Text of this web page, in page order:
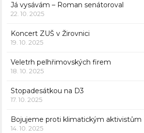
Já vysávám – Roman senátoroval
22. 10. 2025
Koncert ZUŠ v Žirovnici
19. 10. 2025
Veletrh pelhřimovských firem
18. 10. 2025
Stopadesátkou na D3
17. 10. 2025
Bojujeme proti klimatickým aktivistům
14. 10. 2025